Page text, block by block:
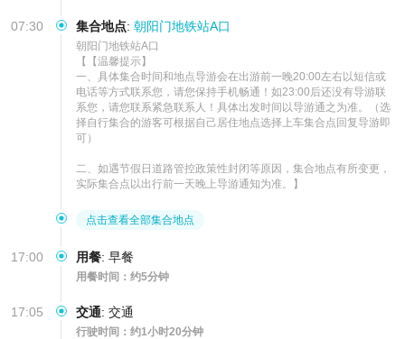
07:30 集合地点: 朝阳门地铁站A口
朝阳门地铁站A口
【【温馨提示】
一、具体集合时间和地点导游会在出游前一晚20:00左右以短信或
电话等方式联系您，请您保持手机畅通！如23:00后还没有导游联
系您，请您联系紧急联系人！具体出发时间以导游通之为准。（选
择自行集合的游客可根据自己居住地点选择上车集合点回复导游即
可）
二、如遇节假日道路管控政策性封闭等原因，集合地点有所变更，
实际集合点以出行前一天晚上导游通知为准。】
点击查看全部集合地点
17:00 用餐: 早餐
用餐时间：约5分钟
17:05 交通: 交通
行驶时间：约1小时20分钟